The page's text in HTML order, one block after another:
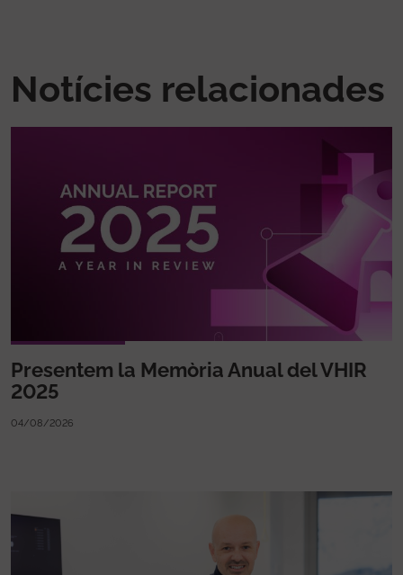
Notícies relacionades
Presentem la Memòria Anual del VHIR
2025
04/08/2026